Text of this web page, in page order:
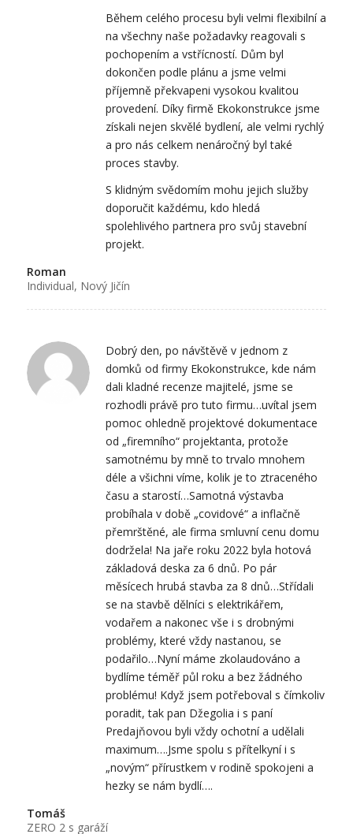
Během celého procesu byli velmi flexibilní a
na všechny naše požadavky reagovali s
pochopením a vstřícností. Dům byl
dokončen podle plánu a jsme velmi
příjemně překvapeni vysokou kvalitou
provedení. Díky firmě Ekokonstrukce jsme
získali nejen skvělé bydlení, ale velmi rychlý
a pro nás celkem nenáročný byl také
proces stavby.
S klidným svědomím mohu jejich služby
doporučit každému, kdo hledá
spolehlivého partnera pro svůj stavební
projekt.
Roman
Individual, Nový Jičín
Dobrý den, po návštěvě v jednom z
domků od firmy Ekokonstrukce, kde nám
dali kladné recenze majitelé, jsme se
rozhodli právě pro tuto firmu…uvítal jsem
pomoc ohledně projektové dokumentace
od „firemního“ projektanta, protože
samotnému by mně to trvalo mnohem
déle a všichni víme, kolik je to ztraceného
času a starostí…Samotná výstavba
probíhala v době „covidové“ a inflačně
přemrštěné, ale firma smluvní cenu domu
dodržela! Na jaře roku 2022 byla hotová
základová deska za 6 dnů. Po pár
měsícech hrubá stavba za 8 dnů…Střídali
se na stavbě dělníci s elektrikářem,
vodařem a nakonec vše i s drobnými
problémy, které vždy nastanou, se
podařilo…Nyní máme zkolaudováno a
bydlíme téměř půl roku a bez žádného
problému! Když jsem potřeboval s čímkoliv
poradit, tak pan Džegolia i s paní
Predajňovou byli vždy ochotní a udělali
maximum….Jsme spolu s přítelkyní i s
„novým“ přírustkem v rodině spokojeni a
hezky se nám bydlí….
Tomáš
ZERO 2 s garáží